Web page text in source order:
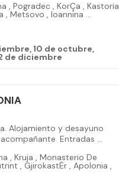
, Pogradec , KorÇa , Kastoria
, Metsovo , Ioannina ...
10 de octubre
de diciembre
Alojamiento y desayuno
Entradas ...
, Kruja , Monasterio De
, GjirokastËr , Apolonia ,